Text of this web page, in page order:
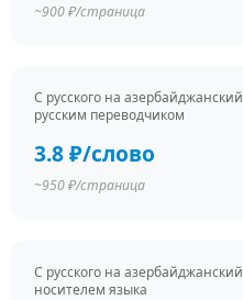
~900 ₽/страница
С русского на азербайджанский
русским переводчиком
3.8 ₽/слово
~950 ₽/страница
С русского на азербайджанский
носителем языка